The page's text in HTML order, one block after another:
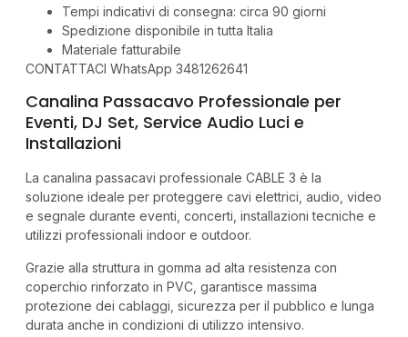
Tempi indicativi di consegna: circa 90 giorni
Spedizione disponibile in tutta Italia
Materiale fatturabile
CONTATTACI WhatsApp 3481262641
Canalina Passacavo Professionale per
Eventi, DJ Set, Service Audio Luci e
Installazioni
La canalina passacavi professionale CABLE 3 è la
soluzione ideale per proteggere cavi elettrici, audio, video
e segnale durante eventi, concerti, installazioni tecniche e
utilizzi professionali indoor e outdoor.
Grazie alla struttura in gomma ad alta resistenza con
coperchio rinforzato in PVC, garantisce massima
protezione dei cablaggi, sicurezza per il pubblico e lunga
durata anche in condizioni di utilizzo intensivo.